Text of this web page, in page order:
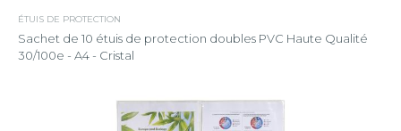
ÉTUIS DE PROTECTION
Sachet de 10 étuis de protection doubles PVC Haute Qualité
30/100e - A4 - Cristal